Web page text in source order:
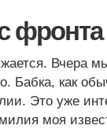
фронта
Вчера
Бабка, как
Это уже
моя